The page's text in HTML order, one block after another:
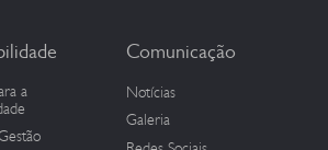
a
Comunicação
Notícias
Galeria